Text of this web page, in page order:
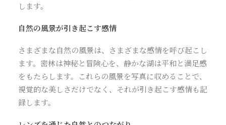
します。
自然の風景が引き起こす感情
さまざまな自然の風景は、さまざまな感情を呼び起こし
ます。密林は神秘と冒険心を、静かな湖は平和と満足感
をもたらします。これらの風景を写真に収めることで、
視覚的な美しさだけでなく、それが引き起こす感情も記
録します。